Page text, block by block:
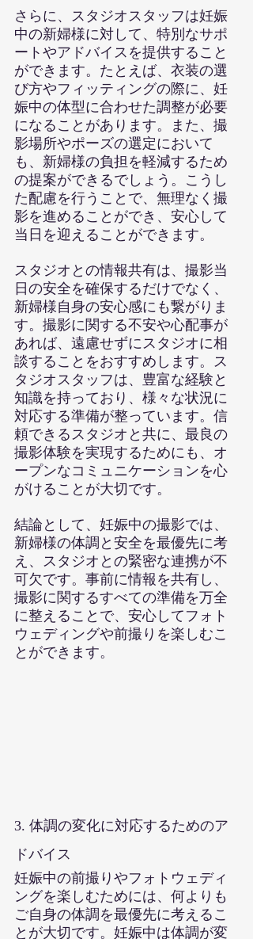
さらに、スタジオスタッフは妊娠
中の新婦様に対して、特別なサポ
ートやアドバイスを提供すること
ができます。たとえば、衣装の選
び方やフィッティングの際に、妊
娠中の体型に合わせた調整が必要
になることがあります。また、撮
影場所やポーズの選定において
も、新婦様の負担を軽減するため
の提案ができるでしょう。こうし
た配慮を行うことで、無理なく撮
影を進めることができ、安心して
当日を迎えることができます。
スタジオとの情報共有は、撮影当
日の安全を確保するだけでなく、
新婦様自身の安心感にも繋がりま
す。撮影に関する不安や心配事が
あれば、遠慮せずにスタジオに相
談することをおすすめします。ス
タジオスタッフは、豊富な経験と
知識を持っており、様々な状況に
対応する準備が整っています。信
頼できるスタジオと共に、最良の
撮影体験を実現するためにも、オ
ープンなコミュニケーションを心
がけることが大切です。
結論として、妊娠中の撮影では、
新婦様の体調と安全を最優先に考
え、スタジオとの緊密な連携が不
可欠です。事前に情報を共有し、
撮影に関するすべての準備を万全
に整えることで、安心してフォト
ウェディングや前撮りを楽しむこ
とができます。
3. 体調の変化に対応するためのア
ドバイス
妊娠中の前撮りやフォトウェディ
ングを楽しむためには、何よりも
ご自身の体調を最優先に考えるこ
とが大切です。妊娠中は体調が変